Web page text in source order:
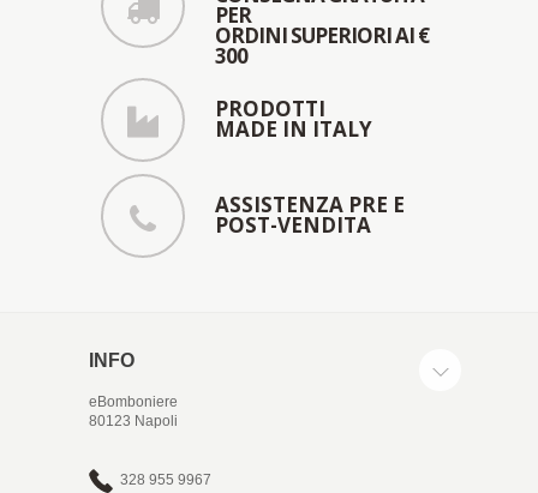
PER
ORDINI SUPERIORI AI €
300
PRODOTTI
MADE IN ITALY
ASSISTENZA PRE E
POST-VENDITA
INFO
eBomboniere
80123 Napoli
328 955 9967